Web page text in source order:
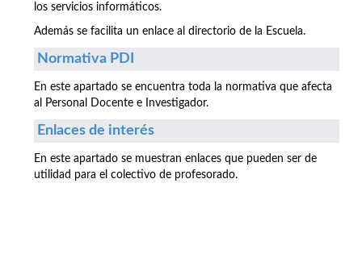
los servicios informáticos.
Además se facilita un enlace al directorio de la Escuela.
Normativa PDI
En este apartado se encuentra toda la normativa que afecta
al Personal Docente e Investigador.
Enlaces de interés
En este apartado se muestran enlaces que pueden ser de
utilidad para el colectivo de profesorado.